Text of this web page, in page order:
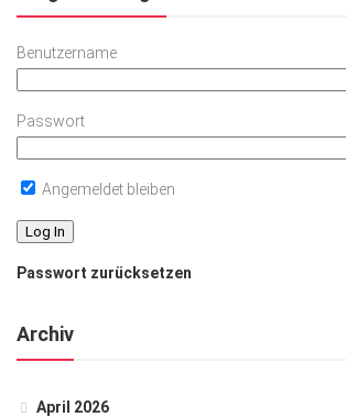
Benutzername
Passwort
Angemeldet bleiben
Passwort zurücksetzen
Archiv
April 2026